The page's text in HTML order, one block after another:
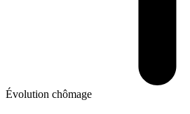
Évolution chômage